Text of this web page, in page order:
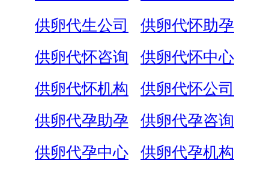
供卵代生公司
供卵代怀助孕
供卵代怀咨询
供卵代怀中心
供卵代怀机构
供卵代怀公司
供卵代孕助孕
供卵代孕咨询
供卵代孕中心
供卵代孕机构